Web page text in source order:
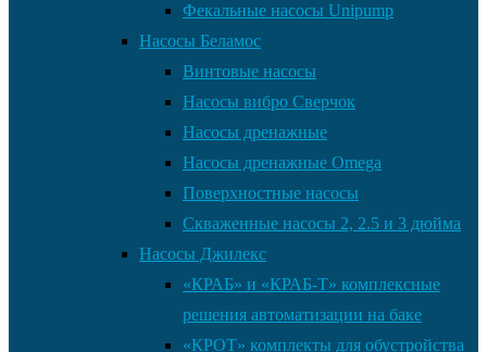
Фекальные насосы Unipump
Насосы Беламос
Винтовые насосы
Насосы вибро Сверчок
Насосы дренажные
Насосы дренажные Omega
Поверхностные насосы
Скваженные насосы 2, 2.5 и 3 дюйма
Насосы Джилекс
«КРАБ» и «КРАБ-Т» комплексные
решения автоматизации на баке
«КРОТ» комплекты для обустройства